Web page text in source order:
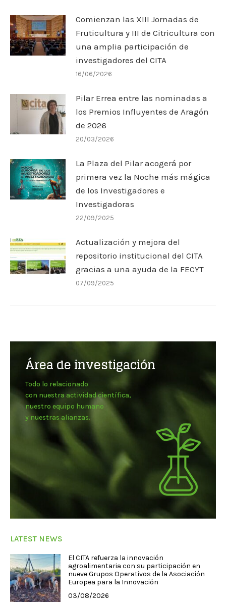
Comienzan las XIII Jornadas de
Fruticultura y III de Citricultura con
una amplia participación de
investigadores del CITA
16/06/2026
Pilar Errea entre las nominadas a
los Premios Influyentes de Aragón
de 2026
20/03/2026
La Plaza del Pilar acogerá por
primera vez la Noche más mágica
de los Investigadores e
Investigadoras
22/09/2025
Actualización y mejora del
repositorio institucional del CITA
gracias a una ayuda de la FECYT
07/09/2025
Área de investigación
Todo lo relacionado
con nuestra actividad científica,
nuestro equipo humano
y nuestras alianzas.
LATEST NEWS
El CITA refuerza la innovación
agroalimentaria con su participación en
nueve Grupos Operativos de la Asociación
Europea para la Innovación
03/08/2026